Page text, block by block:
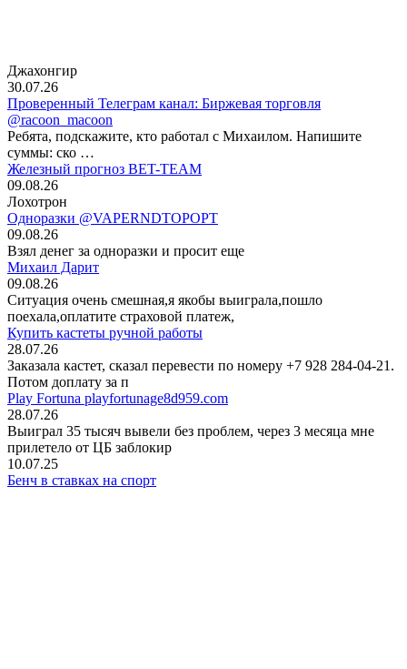
Джахонгир
30.07.26
Проверенный Телеграм канал: Биржевая торговля
@racoon_macoon
Ребята, подскажите, кто работал с Михаилом. Напишите
суммы: ско …
Железный прогноз BET-TEAM
09.08.26
Лохотрон
Одноразки @VAPERNDTOPOPT
09.08.26
Взял денег за одноразки и просит еще
Михаил Дарит
09.08.26
Ситуация очень смешная,я якобы выиграла,пошло
поехала,оплатите страховой платеж,
Купить кастеты ручной работы
28.07.26
Заказала кастет, сказал перевести по номеру +7 928 284-04-21.
Потом доплату за п
Play Fortuna playfortunage8d959.com
28.07.26
Выиграл 35 тысяч вывели без проблем, через 3 месяца мне
прилетело от ЦБ заблокир
10.07.25
Бенч в ставках на спорт